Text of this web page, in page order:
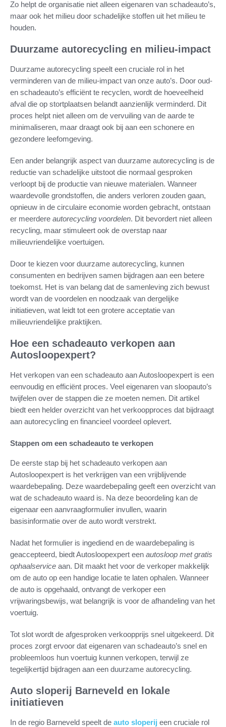
Zo helpt de organisatie niet alleen eigenaren van schadeauto’s,
maar ook het milieu door schadelijke stoffen uit het milieu te
houden.
Duurzame autorecycling en milieu-impact
Duurzame autorecycling speelt een cruciale rol in het
verminderen van de milieu-impact van onze auto’s. Door oud-
en schadeauto’s efficiënt te recyclen, wordt de hoeveelheid
afval die op stortplaatsen belandt aanzienlijk verminderd. Dit
proces helpt niet alleen om de vervuiling van de aarde te
minimaliseren, maar draagt ook bij aan een schonere en
gezondere leefomgeving.
Een ander belangrijk aspect van duurzame autorecycling is de
reductie van schadelijke uitstoot die normaal gesproken
verloopt bij de productie van nieuwe materialen. Wanneer
waardevolle grondstoffen, die anders verloren zouden gaan,
opnieuw in de circulaire economie worden gebracht, ontstaan
er meerdere autorecycling voordelen. Dit bevordert niet alleen
recycling, maar stimuleert ook de overstap naar
milieuvriendelijke voertuigen.
Door te kiezen voor duurzame autorecycling, kunnen
consumenten en bedrijven samen bijdragen aan een betere
toekomst. Het is van belang dat de samenleving zich bewust
wordt van de voordelen en noodzaak van dergelijke
initiatieven, wat leidt tot een grotere acceptatie van
milieuvriendelijke praktijken.
Hoe een schadeauto verkopen aan
Autosloopexpert?
Het verkopen van een schadeauto aan Autosloopexpert is een
eenvoudig en efficiënt proces. Veel eigenaren van sloopauto’s
twijfelen over de stappen die ze moeten nemen. Dit artikel
biedt een helder overzicht van het verkoopproces dat bijdraagt
aan autorecycling en financieel voordeel oplevert.
Stappen om een schadeauto te verkopen
De eerste stap bij het schadeauto verkopen aan
Autosloopexpert is het verkrijgen van een vrijblijvende
waardebepaling. Deze waardebepaling geeft een overzicht van
wat de schadeauto waard is. Na deze beoordeling kan de
eigenaar een aanvraagformulier invullen, waarin
basisinformatie over de auto wordt verstrekt.
Nadat het formulier is ingediend en de waardebepaling is
geaccepteerd, biedt Autosloopexpert een autosloop met gratis
ophaalservice aan. Dit maakt het voor de verkoper makkelijk
om de auto op een handige locatie te laten ophalen. Wanneer
de auto is opgehaald, ontvangt de verkoper een
vrijwaringsbewijs, wat belangrijk is voor de afhandeling van het
voertuig.
Tot slot wordt de afgesproken verkoopprijs snel uitgekeerd. Dit
proces zorgt ervoor dat eigenaren van schadeauto’s snel en
probleemloos hun voertuig kunnen verkopen, terwijl ze
tegelijkertijd bijdragen aan een duurzame autorecycling.
Auto sloperij Barneveld en lokale
initiatieven
In de regio Barneveld speelt de auto sloperij een cruciale rol